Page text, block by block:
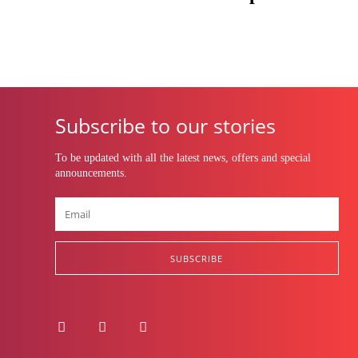
Subscribe to our stories
To be updated with all the latest news, offers and special
announcements.
SUBSCRIBE